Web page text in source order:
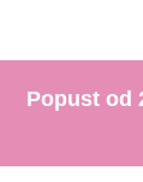
Popust od